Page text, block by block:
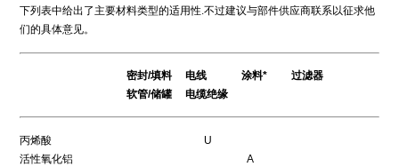
下列表中给出了主要材料类型的适用性.不过建议与部件供应商联系以征求他
们的具体意见。
密封/填料 电线 涂料* 过滤器
软管/储罐 电缆绝缘
丙烯酸 U
活性氧化铝 A